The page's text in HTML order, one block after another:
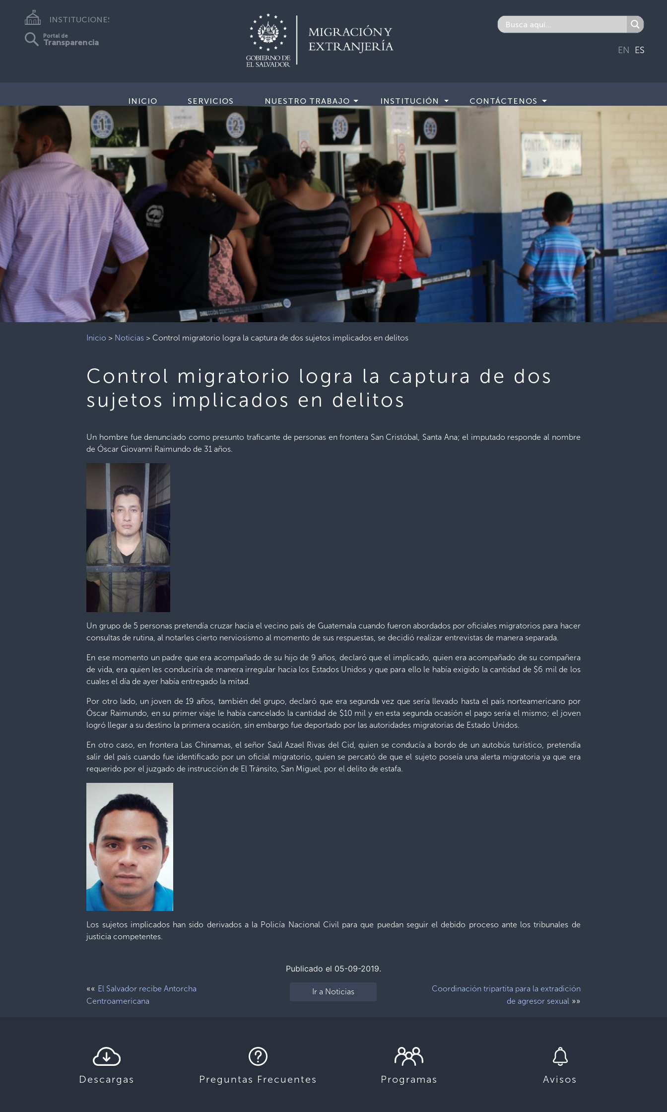
INSTITUCIONES
Portal de
Transparencia
EN ES
INICIO SERVICIOS NUESTRO TRABAJO INSTITUCIÓN CONTÁCTENOS
Inicio > Noticias > Control migratorio logra la captura de dos sujetos implicados en delitos
Control migratorio logra la captura de dos
sujetos implicados en delitos
Un hombre fue denunciado como presunto traficante de personas en frontera San Cristóbal, Santa Ana; el imputado responde al nombre
de Óscar Giovanni Raimundo de 31 años.
Un grupo de 5 personas pretendía cruzar hacia el vecino país de Guatemala cuando fueron abordados por oficiales migratorios para hacer
consultas de rutina, al notarles cierto nerviosismo al momento de sus respuestas, se decidió realizar entrevistas de manera separada.
En ese momento un padre que era acompañado de su hijo de 9 años, declaró que el implicado, quien era acompañado de su compañera
de vida, era quien les conduciría de manera irregular hacia los Estados Unidos y que para ello le había exigido la cantidad de $6 mil de los
cuales el día de ayer había entregado la mitad.
Por otro lado, un joven de 19 años, también del grupo, declaró que era segunda vez que sería llevado hasta el país norteamericano por
Óscar Raimundo, en su primer viaje le había cancelado la cantidad de $10 mil y en esta segunda ocasión el pago sería el mismo; el joven
logró llegar a su destino la primera ocasión, sin embargo fue deportado por las autoridades migratorias de Estado Unidos.
En otro caso, en frontera Las Chinamas, el señor Saúl Azael Rivas del Cid, quien se conducía a bordo de un autobús turístico, pretendía
salir del país cuando fue identificado por un oficial migratorio, quien se percató de que el sujeto poseía una alerta migratoria ya que era
requerido por el juzgado de instrucción de El Tránsito, San Miguel, por el delito de estafa.
Los sujetos implicados han sido derivados a la Policía Nacional Civil para que puedan seguir el debido proceso ante los tribunales de
justicia competentes.
Publicado el 05-09-2019.
«« El Salvador recibe Antorcha
Centroamericana
Ir a Noticias
Coordinación tripartita para la extradición
de agresor sexual»»
Descargas Preguntas Frecuentes Programas Avisos